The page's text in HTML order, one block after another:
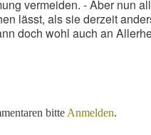
vermeiden. - Aber nun
lässt, als sie derzeit
doch wohl auch an
bitte Anmelden.